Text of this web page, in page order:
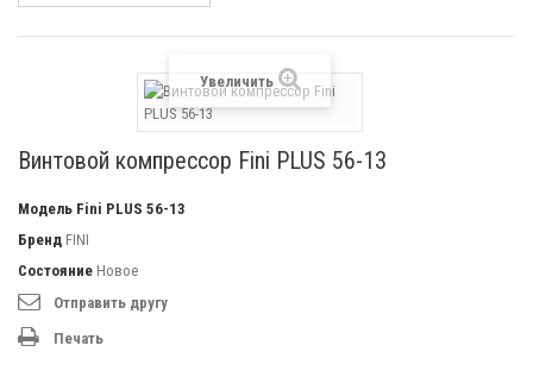
Увеличить
Винтовой компрессор Fini PLUS 56-13
Модель Fini PLUS 56-13
Бренд FINI
Состояние Новое
Отправить другу
Печать